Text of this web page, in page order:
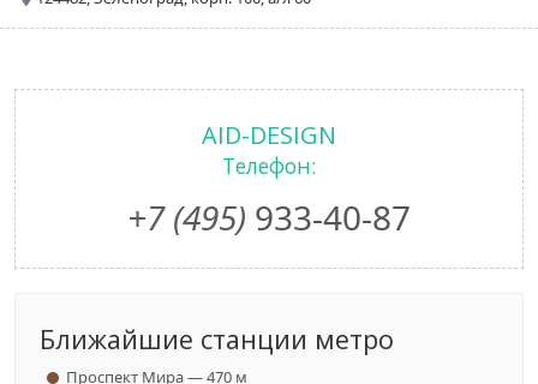
AID-DESIGN
Телефон:
+7 (495) 933-40-87
Ближайшие станции метро
Проспект Мира — 470 м